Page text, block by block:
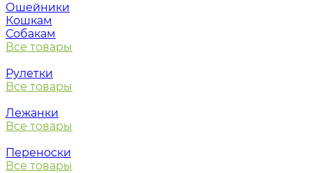
Ошейники
Кошкам
Собакам
Все товары
Рулетки
Все товары
Лежанки
Все товары
Переноски
Все товары